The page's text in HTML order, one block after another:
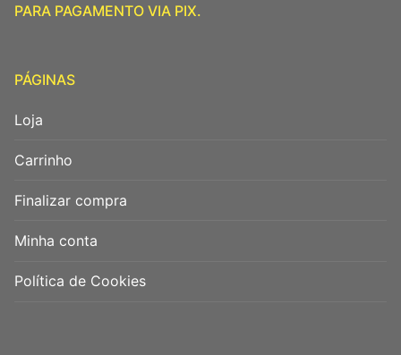
PARA PAGAMENTO VIA PIX.
PÁGINAS
Loja
Carrinho
Finalizar compra
Minha conta
Política de Cookies